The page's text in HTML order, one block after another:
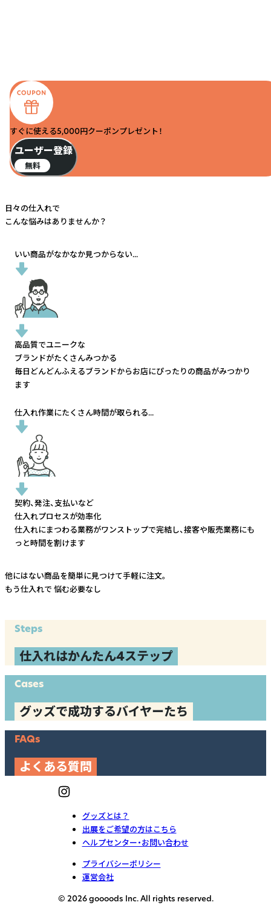
すぐに使える5,000円クーポンプレゼント！
ユーザー登録
無料
日々の仕入れで
こんな悩みはありませんか？
いい商品がなかなか見つからない...
高品質でユニークな
ブランドがたくさんみつかる
毎日どんどんふえるブランドからお店にぴったりの商品がみつかり
ます
仕入れ作業にたくさん時間が取られる...
契約、発注、支払いなど
仕入れプロセスが効率化
仕入れにまつわる業務がワンストップで完結し、接客や販売業務にも
っと時間を割けます
他にはない商品を簡単に見つけて手軽に注文。
もう仕入れで 悩む必要なし
Steps
仕入れはかんたん4ステップ
Cases
グッズで成功するバイヤーたち
FAQs
よくある質問
グッズとは？
出展をご希望の方はこちら
ヘルプセンター・お問い合わせ
プライバシーポリシー
運営会社
© 2026 goooods Inc. All rights reserved.